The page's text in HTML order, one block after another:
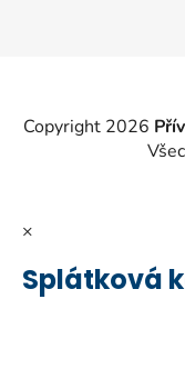
Copyright 2026
×
Splátková